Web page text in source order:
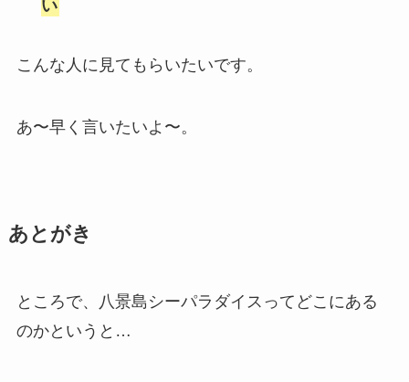
い
こんな人に見てもらいたいです。
あ〜早く言いたいよ〜。
あとがき
ところで、八景島シーパラダイスってどこにある
のかというと…